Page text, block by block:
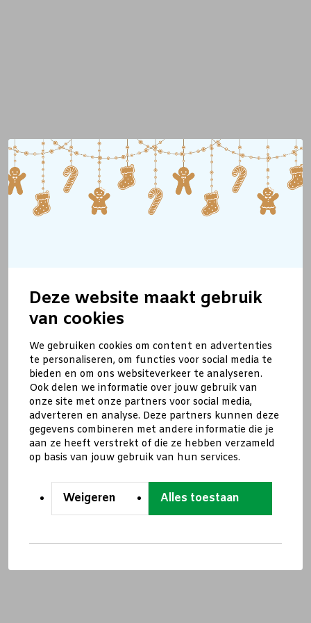
Deze website maakt gebruik
van cookies
We gebruiken cookies om content en advertenties
te personaliseren, om functies voor social media te
bieden en om ons websiteverkeer te analyseren.
Ook delen we informatie over jouw gebruik van
onze site met onze partners voor social media,
adverteren en analyse. Deze partners kunnen deze
gegevens combineren met andere informatie die je
aan ze heeft verstrekt of die ze hebben verzameld
op basis van jouw gebruik van hun services.
Weigeren Alles toestaan